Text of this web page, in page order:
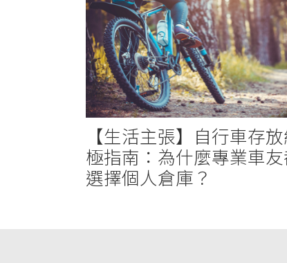
【生活主張】自行車存
極指南：為什麼專業車
選擇個人倉庫？